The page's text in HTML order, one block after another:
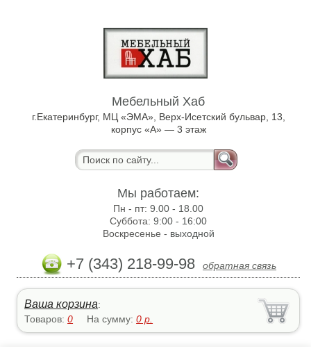
Мебельный Хаб
г.Екатеринбург, МЦ «ЭМА», Верх-Исетский бульвар, 13,
корпус «А» — 3 этаж
Мы работаем:
Пн - пт:9.00 - 18.00
Суббота:9:00 - 16:00
Воскресенье - выходной
+7 (343) 218-99-98 обратная связь
Ваша корзина:
Товаров:0 На сумму:0 р.